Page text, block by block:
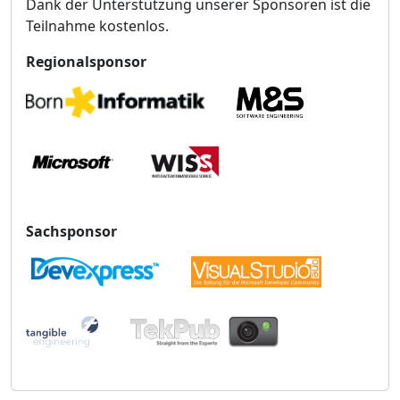
Dank der Unterstützung unserer Sponsoren ist die
Teilnahme kostenlos.
Regionalsponsor
Sachsponsor